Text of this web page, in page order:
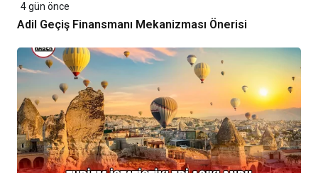
4 gün önce
Adil Geçiş Finansmanı Mekanizması Önerisi